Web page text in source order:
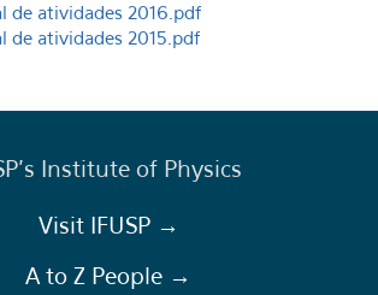
de atividades 2016.pdf
de atividades 2015.pdf
Institute of Physics
Visit IFUSP →
A to Z People →